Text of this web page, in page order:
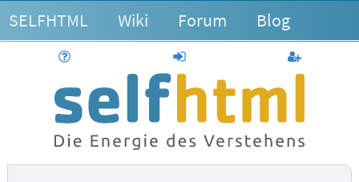
SELFHTML Wiki Forum Blog
anmelden